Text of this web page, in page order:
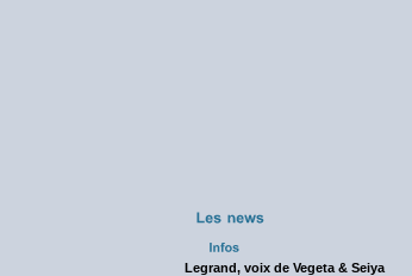
Legrand, voix de Vegeta & Seiya